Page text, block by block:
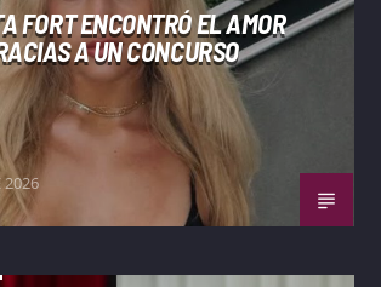
FORT ENCONTRÓ EL AMOR
A UN CONCURSO
2026